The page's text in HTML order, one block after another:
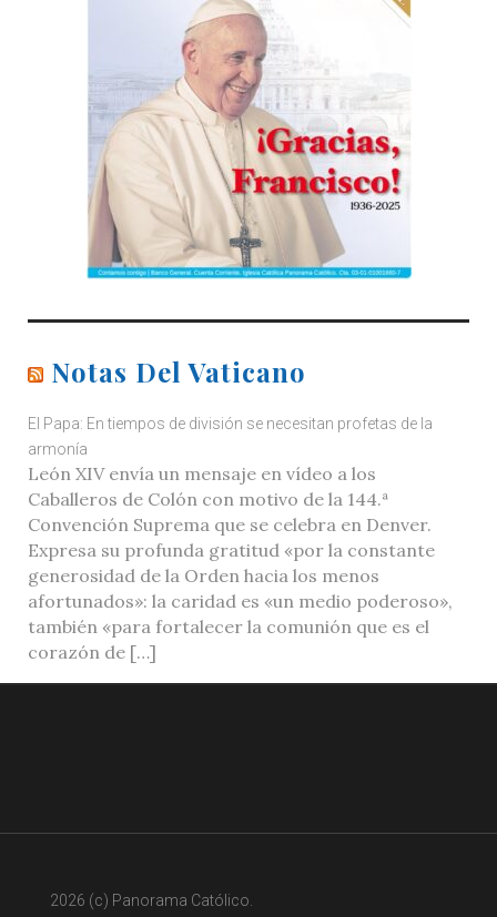
Notas Del Vaticano
El Papa: En tiempos de división se necesitan profetas de la
armonía
León XIV envía un mensaje en vídeo a los
Caballeros de Colón con motivo de la 144.ª
Convención Suprema que se celebra en Denver.
Expresa su profunda gratitud «por la constante
generosidad de la Orden hacia los menos
afortunados»: la caridad es «un medio poderoso»,
también «para fortalecer la comunión que es el
corazón de […]
2026 (c) Panorama Católico.